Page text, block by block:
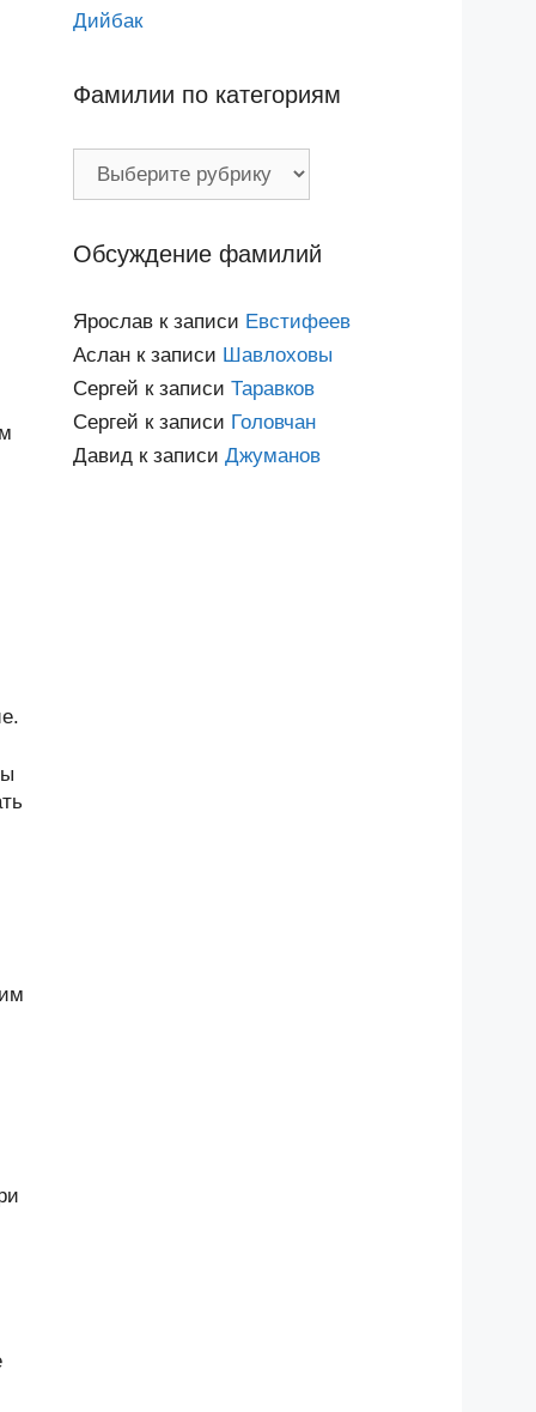
Дийбак
Фамилии по категориям
Обсуждение фамилий
Ярослав к записи Евстифеев
Аслан к записи Шавлоховы
Сергей к записи Таравков
Сергей к записи Головчан
Давид к записи Джуманов